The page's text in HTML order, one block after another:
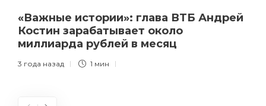
«Важные истории»: глава ВТБ Андрей
Костин зарабатывает около
миллиарда рублей в месяц
3 года назад 1 мин